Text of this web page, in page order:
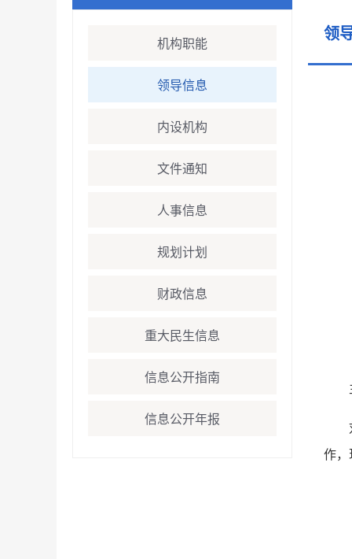
机构职能
领导信息
内设机构
文件通知
人事信息
规划计划
财政信息
重大民生信息
信息公开指南
信息公开年报
领
作